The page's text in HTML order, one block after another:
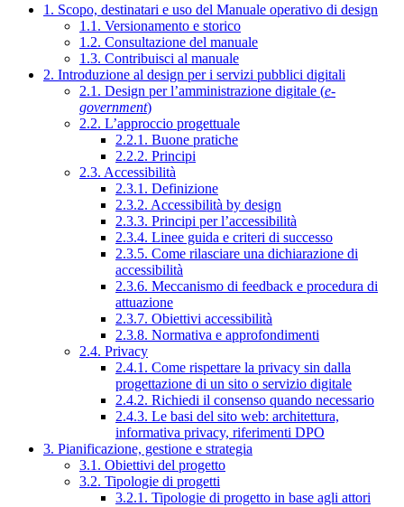
1. Scopo, destinatari e uso del Manuale operativo di design
1.1. Versionamento e storico
1.2. Consultazione del manuale
1.3. Contribuisci al manuale
2. Introduzione al design per i servizi pubblici digitali
2.1. Design per l’amministrazione digitale (e-
government)
2.2. L’approccio progettuale
2.2.1. Buone pratiche
2.2.2. Principi
2.3. Accessibilità
2.3.1. Definizione
2.3.2. Accessibilità by design
2.3.3. Principi per l’accessibilità
2.3.4. Linee guida e criteri di successo
2.3.5. Come rilasciare una dichiarazione di
accessibilità
2.3.6. Meccanismo di feedback e procedura di
attuazione
2.3.7. Obiettivi accessibilità
2.3.8. Normativa e approfondimenti
2.4. Privacy
2.4.1. Come rispettare la privacy sin dalla
progettazione di un sito o servizio digitale
2.4.2. Richiedi il consenso quando necessario
2.4.3. Le basi del sito web: architettura,
informativa privacy, riferimenti DPO
3. Pianificazione, gestione e strategia
3.1. Obiettivi del progetto
3.2. Tipologie di progetti
3.2.1. Tipologie di progetto in base agli attori